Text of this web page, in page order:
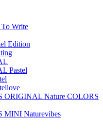
Write
Edition
Pastel
ORIGINAL Nature COLORS
MINI Naturevibes